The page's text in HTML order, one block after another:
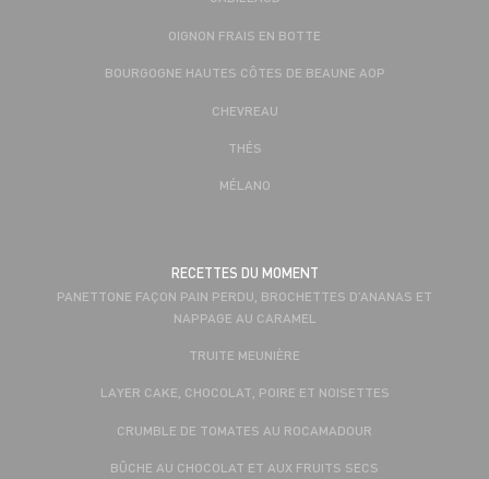
OIGNON FRAIS EN BOTTE
BOURGOGNE HAUTES CÔTES DE BEAUNE AOP
CHEVREAU
THÉS
MÉLANO
RECETTES DU MOMENT
PANETTONE FAÇON PAIN PERDU, BROCHETTES D’ANANAS ET
NAPPAGE AU CARAMEL
TRUITE MEUNIÈRE
LAYER CAKE, CHOCOLAT, POIRE ET NOISETTES
CRUMBLE DE TOMATES AU ROCAMADOUR
BÛCHE AU CHOCOLAT ET AUX FRUITS SECS